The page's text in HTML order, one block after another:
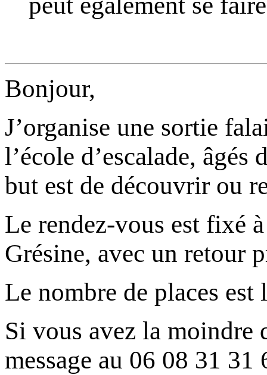
Bonjour,
J’organise une sortie
l’école d’escalade,
but est de découvrir ou
Le rendez-vous est fixé
Grésine, avec un retour
Le nombre de places
Si vous avez la moindre
message au 06 08 31 31